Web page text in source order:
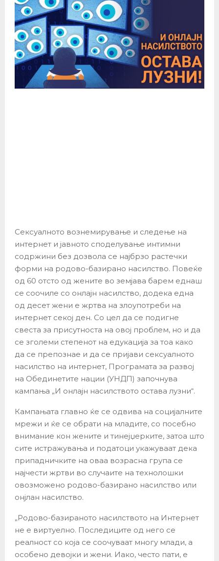
Сексуалното вознемирување и следење на
интернет и јавното споделување интимни
содржини без дозвола се најбрзо растечки
форми на родово-базирано насилство. Повеќе
од 60 отсто од жените во земјава барем еднаш
се соочиле со онлајн насилство, додека една
од десет жени е жртва на злоупотреби на
интернет секој ден. Со цел да се подигне
свеста за присутноста на овој проблем, но и да
се зголеми степенот на едукација за тоа како
да се препознае и да се пријави сексуалното
насилство на интернет, Програмата за развој
на Обединетите нации (УНДП) започнува
кампања „И онлајн насилството остава лузни“.
Кампањата главно ќе се одвива на социјалните
мрежи и ќе се обрати на младите, со посебно
внимание кон жените и тинејџерките, затоа што
сите истражувања и податоци укажуваат дека
припадничките на оваа возрасна група се
најчести жртви во случаите на технолошки
овозможено родово-базирано насилство или
онјлан насилство.
„Родово-базираното насилството на Интернет
не е виртуелно. Последиците од него се
реалност со која се соочуваат многу млади, а
особено девојки и жени. Иако, често пати, е